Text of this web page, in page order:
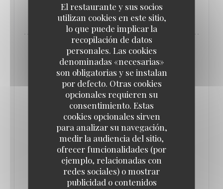
El restaurante y sus socios
utilizan cookies en este sitio,
lo que puede implicar la
recopilación de datos
personales. Las cookies
denominadas «necesarias»
son obligatorias y se instalan
por defecto. Otras cookies
opcionales requieren su
consentimiento. Estas
cookies opcionales sirven
para analizar su navegación,
medir la audiencia del sitio,
ofrecer funcionalidades (por
ejemplo, relacionadas con
redes sociales) o mostrar
publicidad o contenidos
LEA EL ARTICULO((ABRE EN UNA NUEVA VENTANA))
GAULT&MILLAU